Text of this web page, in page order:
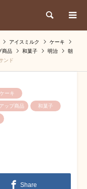
検索
アイスミルク
ケーキ
商品 和菓子 明治
朝
ンド
ケーキ
ップ商品 和菓子
Share